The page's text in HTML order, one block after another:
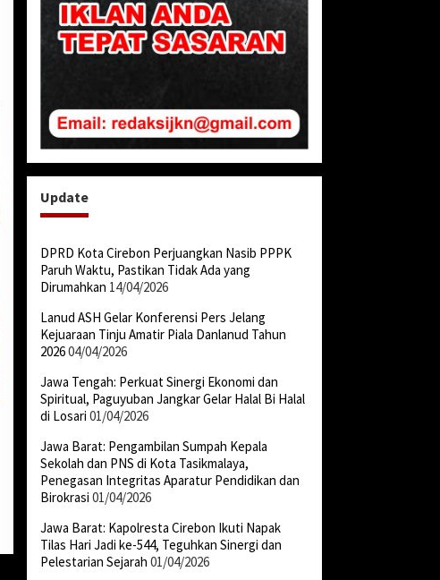
Update
DPRD Kota Cirebon Perjuangkan Nasib PPPK
Paruh Waktu, Pastikan Tidak Ada yang
Dirumahkan 14/04/2026
Lanud ASH Gelar Konferensi Pers Jelang
Kejuaraan Tinju Amatir Piala Danlanud Tahun
202604/04/2026
Jawa Tengah: Perkuat Sinergi Ekonomi dan
Spiritual, Paguyuban Jangkar Gelar Halal Bi Halal
di Losari 01/04/2026
Jawa Barat: Pengambilan Sumpah Kepala
Sekolah dan PNS di Kota Tasikmalaya,
Penegasan Integritas Aparatur Pendidikan dan
Birokrasi 01/04/2026
Jawa Barat: Kapolresta Cirebon Ikuti Napak
Tilas Hari Jadi ke-544, Teguhkan Sinergi dan
Pelestarian Sejarah 01/04/2026